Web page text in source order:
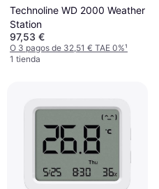
Technoline WD 2000 Weather
Station
97,53 €
O 3 pagos de 32,51 € TAE 0%¹
1 tienda